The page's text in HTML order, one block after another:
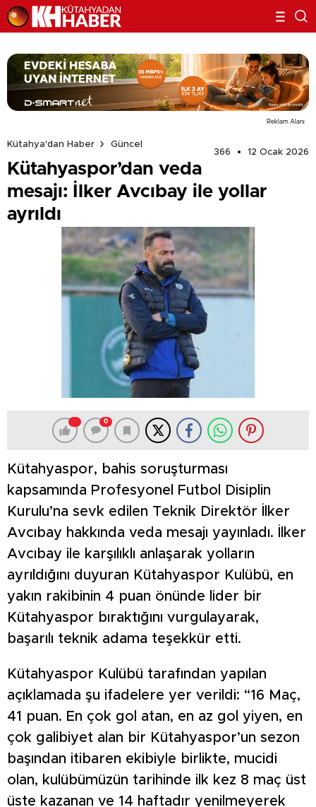
Reklam Alanı
Kütahya'dan Haber
Güncel
366
12 Ocak 2026
Kütahyaspor’dan veda
mesajı: İlker Avcıbay ile yollar
ayrıldı
0
Kütahyaspor, bahis soruşturması
kapsamında Profesyonel Futbol Disiplin
Kurulu’na sevk edilen Teknik Direktör İlker
Avcıbay hakkında veda mesajı yayınladı. İlker
Avcıbay ile karşılıklı anlaşarak yolların
ayrıldığını duyuran Kütahyaspor Kulübü, en
yakın rakibinin 4 puan önünde lider bir
Kütahyaspor bıraktığını vurgulayarak,
başarılı teknik adama teşekkür etti.
Kütahyaspor Kulübü tarafından yapılan
açıklamada şu ifadelere yer verildi: “16 Maç,
41 puan. En çok gol atan, en az gol yiyen, en
çok galibiyet alan bir Kütahyaspor’un sezon
başından itibaren ekibiyle birlikte, mucidi
olan, kulübümüzün tarihinde ilk kez 8 maç üst
üste kazanan ve 14 haftadır yenilmeyerek